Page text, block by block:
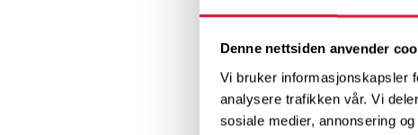
Denne nettsiden anvender
Vi bruker informasjonskapsler
analysere trafikken vår. Vi
sosiale medier, annonsering